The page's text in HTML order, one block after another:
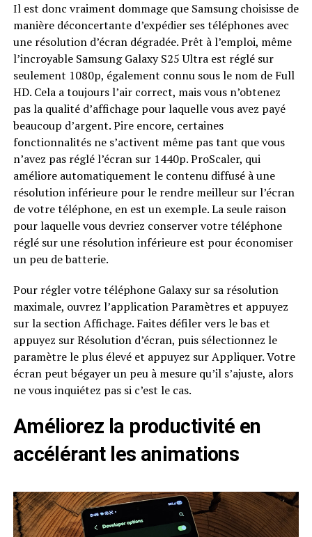
Il est donc vraiment dommage que Samsung choisisse de
manière déconcertante d’expédier ses téléphones avec
une résolution d’écran dégradée. Prêt à l’emploi, même
l’incroyable Samsung Galaxy S25 Ultra est réglé sur
seulement 1080p, également connu sous le nom de Full
HD. Cela a toujours l’air correct, mais vous n’obtenez
pas la qualité d’affichage pour laquelle vous avez payé
beaucoup d’argent. Pire encore, certaines
fonctionnalités ne s’activent même pas tant que vous
n’avez pas réglé l’écran sur 1440p. ProScaler, qui
améliore automatiquement le contenu diffusé à une
résolution inférieure pour le rendre meilleur sur l’écran
de votre téléphone, en est un exemple. La seule raison
pour laquelle vous devriez conserver votre téléphone
réglé sur une résolution inférieure est pour économiser
un peu de batterie.
Pour régler votre téléphone Galaxy sur sa résolution
maximale, ouvrez l’application Paramètres et appuyez
sur la section Affichage. Faites défiler vers le bas et
appuyez sur Résolution d’écran, puis sélectionnez le
paramètre le plus élevé et appuyez sur Appliquer. Votre
écran peut bégayer un peu à mesure qu’il s’ajuste, alors
ne vous inquiétez pas si c’est le cas.
Améliorez la productivité en
accélérant les animations